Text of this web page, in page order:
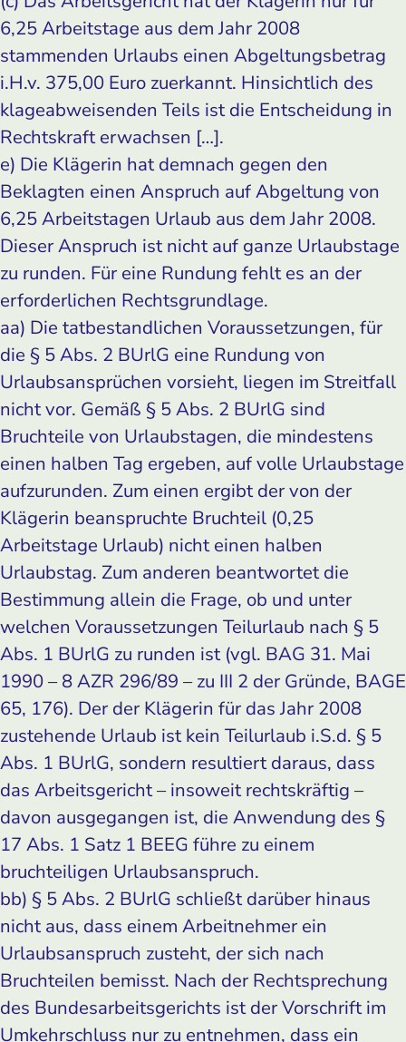
6,25 Arbeitstage aus dem Jahr 2008
stammenden Urlaubs einen Abgeltungsbetrag
i.H.v. 375,00 Euro zuerkannt. Hinsichtlich des
klageabweisenden Teils ist die Entscheidung in
Rechtskraft erwachsen […].
e) Die Klägerin hat demnach gegen den
Beklagten einen Anspruch auf Abgeltung von
6,25 Arbeitstagen Urlaub aus dem Jahr 2008.
Dieser Anspruch ist nicht auf ganze Urlaubstage
zu runden. Für eine Rundung fehlt es an der
erforderlichen Rechtsgrundlage.
aa) Die tatbestandlichen Voraussetzungen, für
die § 5 Abs. 2 BUrlG eine Rundung von
Urlaubsansprüchen vorsieht, liegen im Streitfall
nicht vor. Gemäß § 5 Abs. 2 BUrlG sind
Bruchteile von Urlaubstagen, die mindestens
einen halben Tag ergeben, auf volle Urlaubstage
aufzurunden. Zum einen ergibt der von der
Klägerin beanspruchte Bruchteil (0,25
Arbeitstage Urlaub) nicht einen halben
Urlaubstag. Zum anderen beantwortet die
Bestimmung allein die Frage, ob und unter
welchen Voraussetzungen Teilurlaub nach § 5
Abs. 1 BUrlG zu runden ist (vgl. BAG 31. Mai
1990 – 8 AZR 296/89 – zu III 2 der Gründe, BAGE
65, 176). Der der Klägerin für das Jahr 2008
zustehende Urlaub ist kein Teilurlaub i.S.d. § 5
Abs. 1 BUrlG, sondern resultiert daraus, dass
das Arbeitsgericht – insoweit rechtskräftig –
davon ausgegangen ist, die Anwendung des §
17 Abs. 1 Satz 1 BEEG führe zu einem
bruchteiligen Urlaubsanspruch.
bb) § 5 Abs. 2 BUrlG schließt darüber hinaus
nicht aus, dass einem Arbeitnehmer ein
Urlaubsanspruch zusteht, der sich nach
Bruchteilen bemisst. Nach der Rechtsprechung
des Bundesarbeitsgerichts ist der Vorschrift im
Umkehrschluss nur zu entnehmen, dass ein